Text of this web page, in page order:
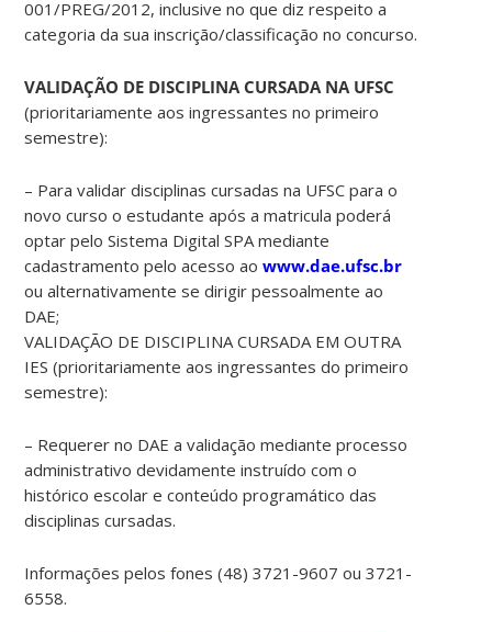
001/PREG/2012, inclusive no que diz respeito a
categoria da sua inscrição/classificação no concurso.
VALIDAÇÃO DE DISCIPLINA CURSADA NA UFSC
(prioritariamente aos ingressantes no primeiro
semestre):
– Para validar disciplinas cursadas na UFSC para o
novo curso o estudante após a matricula poderá
optar pelo Sistema Digital SPA mediante
cadastramento pelo acesso aowww.dae.ufsc.br
ou alternativamente se dirigir pessoalmente ao
DAE;
VALIDAÇÃO DE DISCIPLINA CURSADA EM OUTRA
IES (prioritariamente aos ingressantes do primeiro
semestre):
– Requerer no DAE a validação mediante processo
administrativo devidamente instruído com o
histórico escolar e conteúdo programático das
disciplinas cursadas.
Informações pelos fones (48) 3721-9607 ou 3721-
6558.